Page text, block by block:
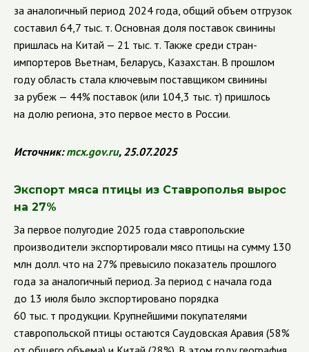
за аналогичный период 2024 года, общий объем отгрузок
составил 64,7 тыс. т. Основная доля поставок свинины
пришлась на Китай — 21 тыс. т. Также среди стран-
импортеров Вьетнам, Беларусь, Казахстан. В прошлом
году область стала ключевым поставщиком свинины
за рубеж — 44% поставок (или 104,3 тыс. т) пришлось
на долю региона, это первое место в России.
Источник:mcx.gov.ru, 25.07.2025
Экспорт мяса птицы из Ставрополья вырос
на 27%
За первое полугодие 2025 года ставропольские
производители экспортировали мясо птицы на сумму 130
млн долл. что на 27% превысило показатель прошлого
года за аналогичный период. За период с начала года
до 13 июля было экспортировано порядка
60 тыс. т продукции. Крупнейшими покупателями
ставропольской птицы остаются Саудовская Аравия (58%